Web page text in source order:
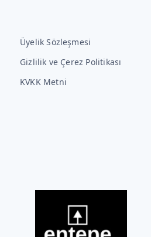
Üyelik Sözleşmesi
Gizlilik ve Çerez Politikası
KVKK Metni